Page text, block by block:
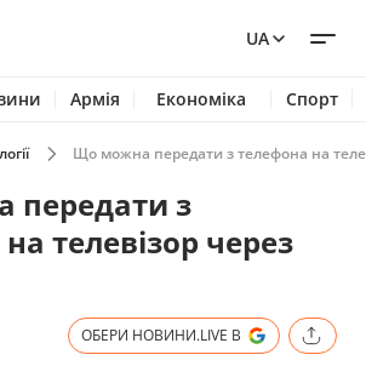
UA
Армія Економіка Спорт
Що можна передати з телефона на
з
телевізор через
ОБЕРИ НОВИНИ.LIVE В